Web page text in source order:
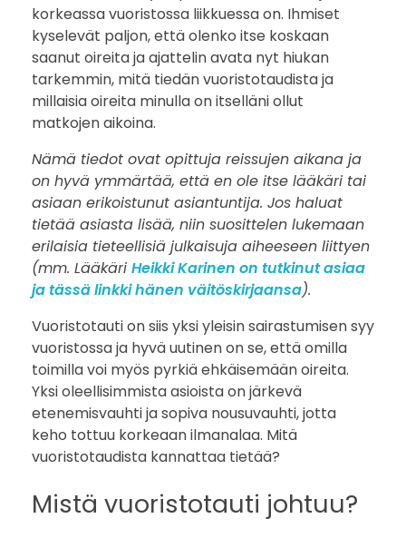
r
i
s
t
o
t
a
u
t
i
–
k
k
korkeassa vuoristossa liikkuessa on. Ihmiset
kyselevät paljon, että olenko itse koskaan
saanut oireita ja ajattelin avata nyt hiukan
tarkemmin, mitä tiedän vuoristotaudista ja
millaisia oireita minulla on itselläni ollut
matkojen aikoina.
Nämä tiedot ovat opittuja reissujen aikana ja
on hyvä ymmärtää, että en ole itse lääkäri tai
asiaan erikoistunut asiantuntija. Jos haluat
tietää asiasta lisää, niin suosittelen lukemaan
erilaisia tieteellisiä julkaisuja aiheeseen liittyen
(mm. Lääkäri Heikki Karinen on tutkinut asiaa
ja tässä linkki hänen väitöskirjaansa).
Vuoristotauti on siis yksi yleisin sairastumisen syy
vuoristossa ja hyvä uutinen on se, että omilla
toimilla voi myös pyrkiä ehkäisemään oireita.
Yksi oleellisimmista asioista on järkevä
etenemisvauhti ja sopiva nousuvauhti, jotta
keho tottuu korkeaan ilmanalaa. Mitä
vuoristotaudista kannattaa tietää?
Mistä vuoristotauti johtuu?